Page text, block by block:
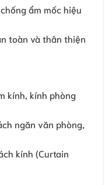
ẩm mốc hiệu
toàn và thân thiện
kính, kính phòng
ngăn văn phòng,
kính (Curtain